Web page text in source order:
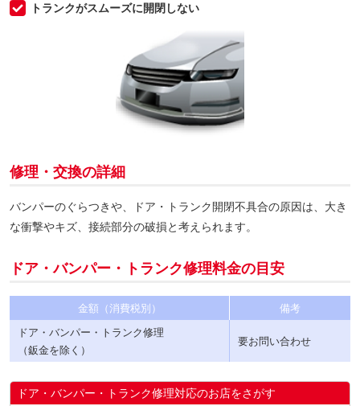
トランクがスムーズに開閉しない
修理・交換の詳細
バンパーのぐらつきや、ドア・トランク開閉不具合の原因は、大き
な衝撃やキズ、接続部分の破損と考えられます。
ドア・バンパー・トランク修理料金の目安
金額（消費税別）
備考
ドア・バンパー・トランク修理
（鈑金を除く）
要お問い合わせ
ドア・バンパー・トランク修理対応のお店をさがす